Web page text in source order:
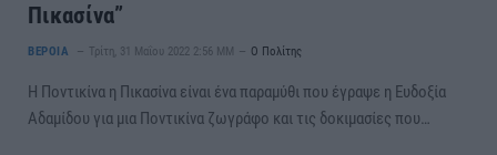
Πικασίνα”
ΒΕΡΟΙΑ Τρίτη, 31 Μαΐου 2022 2:56 ΜΜ Ο Πολίτης
Η Ποντικίνα η Πικασίνα είναι ένα παραμύθι που έγραψε η Ευδοξία
Αδαμίδου για μια Ποντικίνα ζωγράφο και τις δοκιμασίες που…